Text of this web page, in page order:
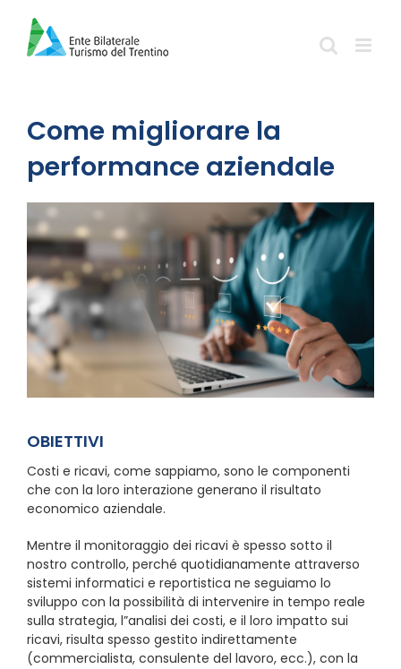
contenuto
Come migliorare la
performance aziendale
OBIETTIVI
Costi e ricavi, come sappiamo, sono le componenti
che con la loro interazione generano il risultato
economico aziendale.
Mentre il monitoraggio dei ricavi è spesso sotto il
nostro controllo, perché quotidianamente attraverso
sistemi informatici e reportistica ne seguiamo lo
sviluppo con la possibilità di intervenire in tempo reale
sulla strategia, l”analisi dei costi, e il loro impatto sui
ricavi, risulta spesso gestito indirettamente
(commercialista, consulente del lavoro, ecc.), con la